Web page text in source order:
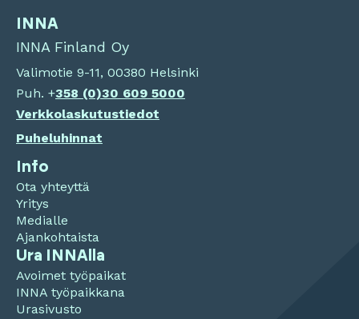
INNA
INNA Finland Oy
Valimotie 9-11, 00380 Helsinki
Puh. +358 (0)30 609 5000
Verkkolaskutustiedot
Puheluhinnat
Info
Ota yhteyttä
Yritys
Medialle
Ajankohtaista
Ura INNAlla
Avoimet työpaikat
INNA työpaikkana
Urasivusto